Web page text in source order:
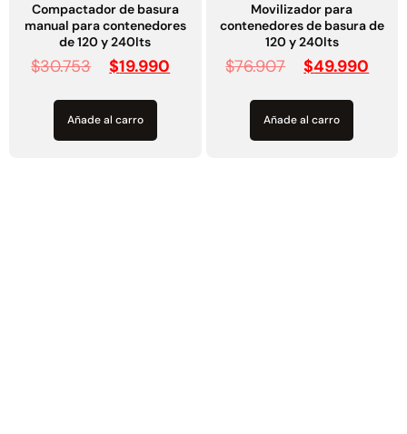
Compactador de basura
manual para contenedores
de 120 y 240lts
$30.753 $19.990
Añade al carro
Movilizador para
contenedores de basura de
120 y 240lts
$76.907 $49.990
Añade al carro